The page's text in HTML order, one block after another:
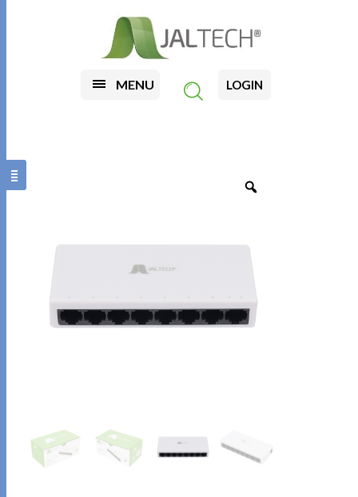
MENU LOGIN